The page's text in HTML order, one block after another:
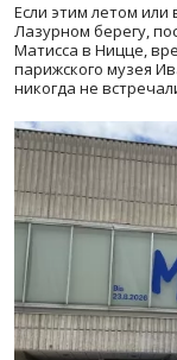
Если этим летом
Лазурном берегу,
Матисса в Ницце,
парижского музея
никогда не